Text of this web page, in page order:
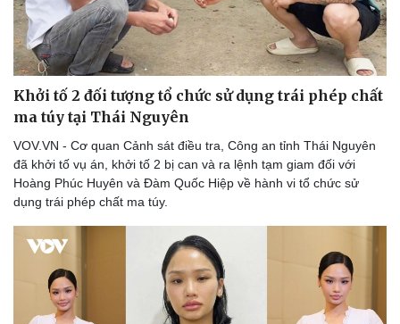
Khởi tố 2 đối tượng tổ chức sử dụng trái phép chất
ma túy tại Thái Nguyên
VOV.VN - Cơ quan Cảnh sát điều tra, Công an tỉnh Thái Nguyên
đã khởi tố vụ án, khởi tố 2 bị can và ra lệnh tạm giam đối với
Hoàng Phúc Huyên và Đàm Quốc Hiệp về hành vi tổ chức sử
dụng trái phép chất ma túy.